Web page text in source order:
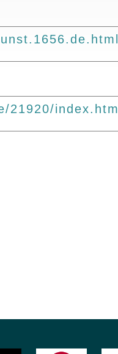
21920/index.html